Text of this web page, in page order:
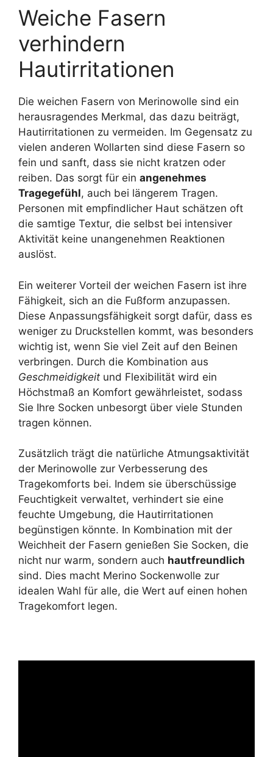
Weiche Fasern
verhindern
Hautirritationen
Die weichen Fasern von Merinowolle sind ein
herausragendes Merkmal, das dazu beiträgt,
Hautirritationen zu vermeiden. Im Gegensatz zu
vielen anderen Wollarten sind diese Fasern so
fein und sanft, dass sie nicht kratzen oder
reiben. Das sorgt für ein angenehmes
Tragegefühl, auch bei längerem Tragen.
Personen mit empfindlicher Haut schätzen oft
die samtige Textur, die selbst bei intensiver
Aktivität keine unangenehmen Reaktionen
auslöst.
Ein weiterer Vorteil der weichen Fasern ist ihre
Fähigkeit, sich an die Fußform anzupassen.
Diese Anpassungsfähigkeit sorgt dafür, dass es
weniger zu Druckstellen kommt, was besonders
wichtig ist, wenn Sie viel Zeit auf den Beinen
verbringen. Durch die Kombination aus
Geschmeidigkeit und Flexibilität wird ein
Höchstmaß an Komfort gewährleistet, sodass
Sie Ihre Socken unbesorgt über viele Stunden
tragen können.
Zusätzlich trägt die natürliche Atmungsaktivität
der Merinowolle zur Verbesserung des
Tragekomforts bei. Indem sie überschüssige
Feuchtigkeit verwaltet, verhindert sie eine
feuchte Umgebung, die Hautirritationen
begünstigen könnte. In Kombination mit der
Weichheit der Fasern genießen Sie Socken, die
nicht nur warm, sondern auch hautfreundlich
sind. Dies macht Merino Sockenwolle zur
idealen Wahl für alle, die Wert auf einen hohen
Tragekomfort legen.